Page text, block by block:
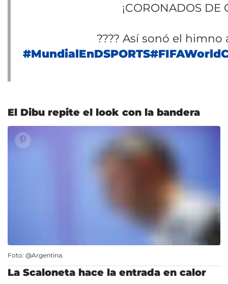
¡CORONADOS DE
????️ Así sonó el
#MundialEnDSPORTS
El Dibu repite el look con la bandera
Foto: @Argentina.
La Scaloneta hace la entrada en calor